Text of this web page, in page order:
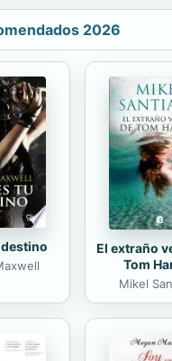
cristianos.
2026
El extraño
Tom
Mikel